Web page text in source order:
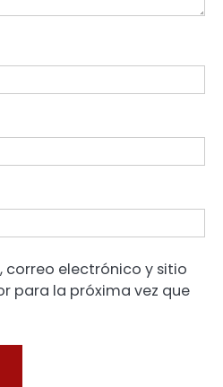
correo electrónico y sitio
para la próxima vez que